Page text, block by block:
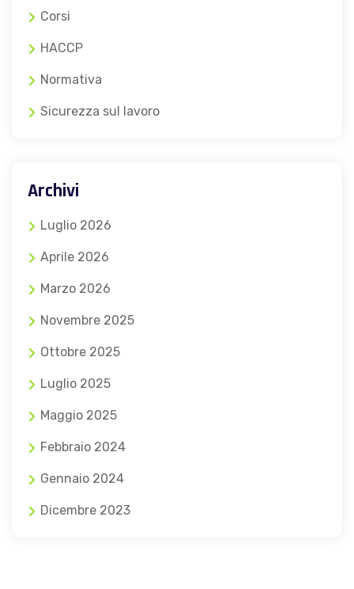
Corsi
HACCP
Normativa
Sicurezza sul lavoro
Archivi
Luglio 2026
Aprile 2026
Marzo 2026
Novembre 2025
Ottobre 2025
Luglio 2025
Maggio 2025
Febbraio 2024
Gennaio 2024
Dicembre 2023